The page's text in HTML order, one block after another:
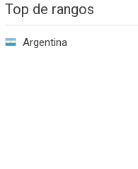
Top de rangos
Argentina